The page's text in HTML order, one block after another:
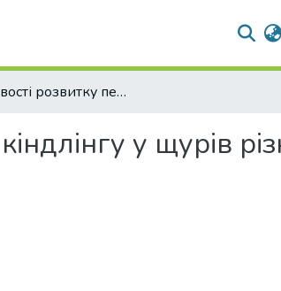
Особливості розвитку пентилентетразолового кіндлінгу у щурів різного віку
у щурів